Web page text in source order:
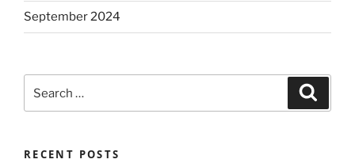
September 2024
for:
RECENT POSTS